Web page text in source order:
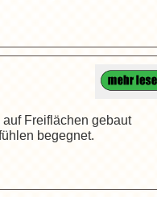
Freiflächen gebaut
begegnet.